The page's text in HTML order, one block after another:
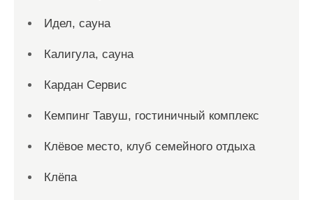
Идел, сауна
Калигула, сауна
Кардан Сервис
Кемпинг Тавуш, гостиничный комплекс
Клёвое место, клуб семейного отдыха
Клёпа